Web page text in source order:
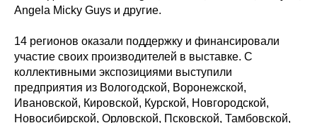
Angela Micky Guys и другие.
14 регионов оказали поддержку и финансировали
участие своих производителей в выставке. С
коллективными экспозициями выступили
предприятия из Вологодской, Воронежской,
Ивановской, Кировской, Курской, Новгородской,
Новосибирской, Орловской, Псковской, Тамбовской,